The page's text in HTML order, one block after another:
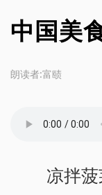
中国美
朗读者:富赜
凉拌